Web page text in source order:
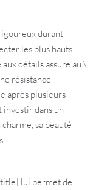
durant
les plus hauts
détails assure au \
résistance
après plusieurs
investir dans un
sa beauté
lui permet de